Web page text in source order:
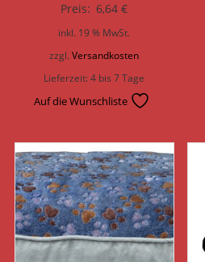
Preis: 6,64€
inkl. 19 % MwSt.
zzgl.Versandkosten
Lieferzeit:4 bis 7 Tage
Auf die Wunschliste